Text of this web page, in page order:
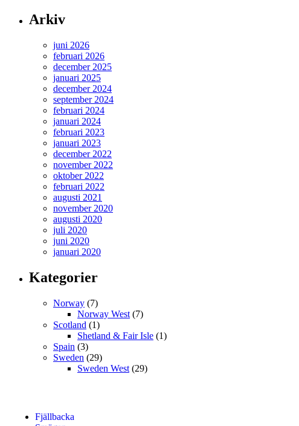
Arkiv
juni 2026
februari 2026
december 2025
januari 2025
december 2024
september 2024
februari 2024
januari 2024
februari 2023
januari 2023
december 2022
november 2022
oktober 2022
februari 2022
augusti 2021
november 2020
augusti 2020
juli 2020
juni 2020
januari 2020
Kategorier
Norway (7)
Norway West (7)
Scotland (1)
Shetland & Fair Isle (1)
Spain (3)
Sweden (29)
Sweden West (29)
Fjällbacka